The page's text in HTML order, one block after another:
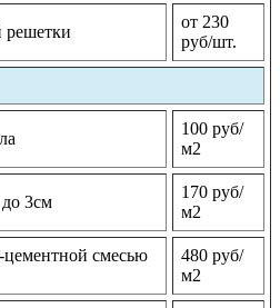
от 230
руб/шт.
100 руб/
м2
3см
170 руб/
м2
цементной смесью
480 руб/
м2